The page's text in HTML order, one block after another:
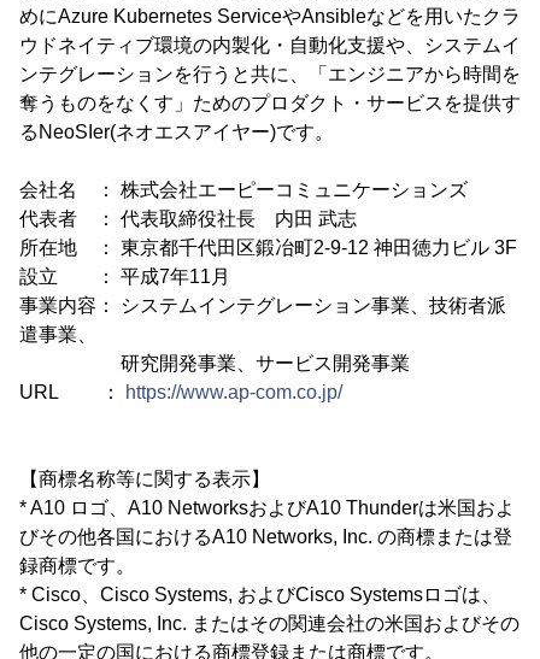
めにAzure Kubernetes ServiceやAnsibleなどを用いたクラ
ウドネイティブ環境の内製化・自動化支援や、システムイ
ンテグレーションを行うと共に、「エンジニアから時間を
奪うものをなくす」ためのプロダクト・サービスを提供す
るNeoSIer(ネオエスアイヤー)です。
会社名 ： 株式会社エーピーコミュニケーションズ
代表者 ： 代表取締役社長 内田 武志
所在地 ： 東京都千代田区鍛冶町2-9-12 神田徳力ビル 3F
設立 ： 平成7年11月
事業内容： システムインテグレーション事業、技術者派
遣事業、
研究開発事業、サービス開発事業
URL ：
https://www.ap-com.co.jp/
【商標名称等に関する表示】
* A10 ロゴ、A10 NetworksおよびA10 Thunderは米国およ
びその他各国におけるA10 Networks, Inc. の商標または登
録商標です。
* Cisco、Cisco Systems, およびCisco Systemsロゴは、
Cisco Systems, Inc. またはその関連会社の米国およびその
他の一定の国における商標登録または商標です。